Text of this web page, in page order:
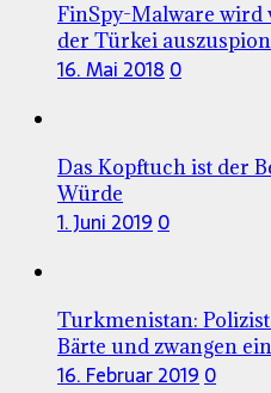
FinSpy-Malware wird
der Türkei
16. Mai 20180
Das Kopftuch ist der
Würde
1. Juni 20190
Turkmenistan:
Bärte und zwangen
16. Februar 20190